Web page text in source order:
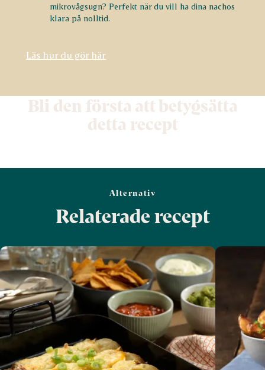
mikrovågsugn? Perfekt när du vill ha dina nachos
klara på nolltid.
Läs hur du gör här
Bli den första att betygsätta
detta recept
Alternativ
Relaterade recept